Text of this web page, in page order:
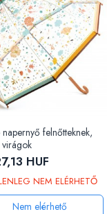
felnőtteknek,
virágok
HUF
NEM ELÉRHETŐ
Nem elérhető